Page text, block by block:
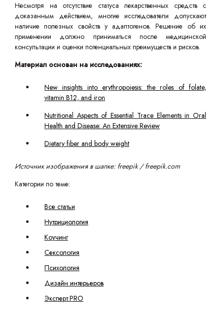
Несмотря на отсутствие статуса лекарственных средств с
доказанным действием, многие исследователи допускают
наличие полезных свойств у адаптогенов. Решение об их
применении должно приниматься после медицинской
консультации и оценки потенциальных преимуществ и рисков.
Материал основан на исследованиях:
New insights into erythropoiesis: the roles of folate,
vitamin B12, and iron
Nutritional Aspects of Essential Trace Elements in Oral
Health and Disease: An Extensive Review
Dietary fiber and body weight
Источник изображения в шапке: freepik / freepik.com
Категории по теме:
Все статьи
Нутрициология
Коучинг
Сексология
Психология
Дизайн интерьеров
Эксперт.PRO